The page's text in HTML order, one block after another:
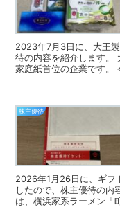
2023年7月3日に、大王
待の内容を紹介します。
家庭紙首位の企業です。
株主優待
2026年1月26日に、ギフ
したので、株主優待の内
は、横浜家系ラーメン「